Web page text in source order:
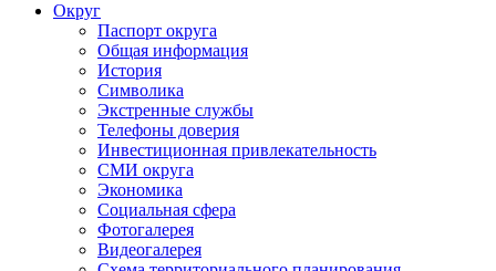
Округ
Паспорт округа
Общая информация
История
Символика
Экстренные службы
Телефоны доверия
Инвестиционная привлекательность
СМИ округа
Экономика
Социальная сфера
Фотогалерея
Видеогалерея